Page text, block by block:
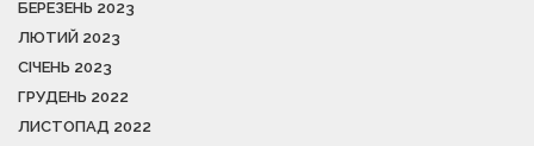
БЕРЕЗЕНЬ 2023
ЛЮТИЙ 2023
СІЧЕНЬ 2023
ГРУДЕНЬ 2022
ЛИСТОПАД 2022